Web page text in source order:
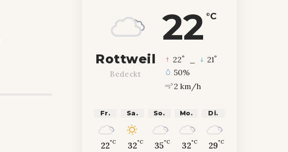
22 °C
Rottweil
Bedeckt
22° 21°
50%
2 km/h
Fr.
22°C
Sa.
32°C
So.
35°C
Mo.
32°C
Di.
29°C